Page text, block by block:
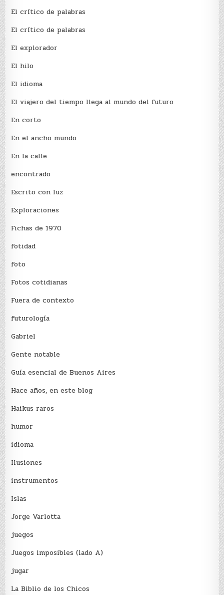
El crí­tico de palabras
El crí­tico de palabras
El explorador
El hilo
El idioma
El viajero del tiempo llega al mundo del futuro
En corto
En el ancho mundo
En la calle
encontrado
Escrito con luz
Exploraciones
Fichas de 1970
fotidad
foto
Fotos cotidianas
Fuera de contexto
futurología
Gabriel
Gente notable
Guía esencial de Buenos Aires
Hace años, en este blog
Haikus raros
humor
idioma
Ilusiones
instrumentos
Islas
Jorge Varlotta
juegos
Juegos imposibles (lado A)
jugar
La Biblio de los Chicos